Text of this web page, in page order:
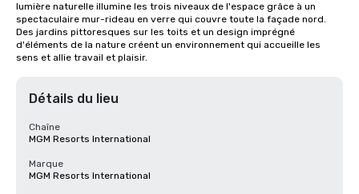
lumière naturelle illumine les trois niveaux de l'espace grâce à un
spectaculaire mur-rideau en verre qui couvre toute la façade nord.
Des jardins pittoresques sur les toits et un design imprégné
d'éléments de la nature créent un environnement qui accueille les
sens et allie travail et plaisir.
Détails du lieu
Chaîne
MGM Resorts International
Marque
MGM Resorts International